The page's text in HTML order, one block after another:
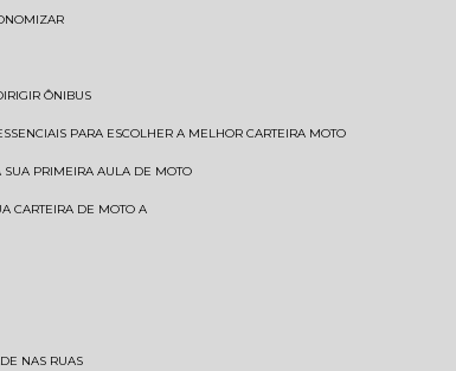
ÔNIBUS
ESSENCIAIS PARA ESCOLHER A MELHOR CARTEIRA MOTO
SUA PRIMEIRA AULA DE MOTO
CARTEIRA DE MOTO A
NAS RUAS